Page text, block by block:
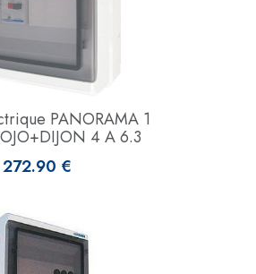
PANORAMA 1
4 A 6.3
272.90 €